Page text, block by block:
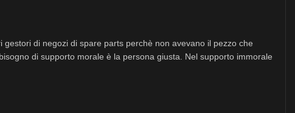
di negozi di spare parts perchè non avevano il pezzo che
di supporto morale è la persona giusta. Nel supporto immorale